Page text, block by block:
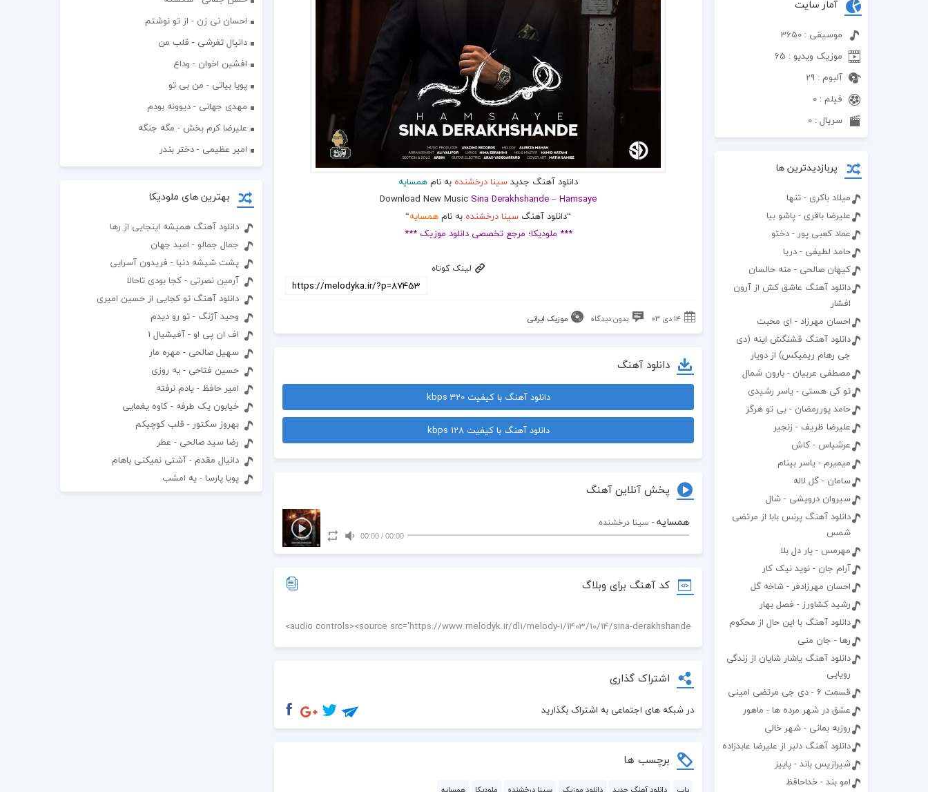
آمار سایت
موسیقی : 3650
موزیک ویدیو : 65
آلبوم : 29
فیلم : 0
سریال : 0
پربازدیدترین ها
میلاد باکری - تنها
علیرضا باقری - پاشو بیا
عماد کعبی پور - دختو
حامد لطیفی - دریا
کیهان صالحی - منه حالسان
دانلود آهنگ عاشق کش از آرون
افشار
احسان مهرزاد - ای محبت
دانلود آهنگ قشنگش اینه (دی
جی رهام ریمیکس) از دویار
مصطفی عربیان - بارون شمال
تو کی هستی - یاسر رشیدی
حامد پوررمضان - بی تو هرگز
علیرضا ظریف - زنجیر
عرشیاس - کاش
میمیرم - یاسر بینام
سامان - گل لاله
سیروان درویشی - شال
دانلود آهنگ پرنس بابا از مرتضی
شمس
مهرمس - یار دل بلا
آرام جان - نوید نیک کار
احسان مهرزادفر - شاخه گل
رشید کشاورز - فصل بهار
دانلود آهنگ با این حال از محکوم
رها - جان منی
دانلود آهنگ یاشار شایان از زندگی
رویایی
قسمت 6 - دی جی مرتضی امینی
عشق در شهر مرده ها - ماهور
روزبه بمانی - شهر خالی
دانلود آهنگ دلبر از علیرضا عابدزاده
شیرازیس باند - پاییز
امو بند - خداحافظ
دانلود آهنگ جدیدسینا درخشنده به نامهمسایه
Download New MusicSina Derakhshande–Hamsaye
“دانلود آهنگ سینا درخشنده به نامهمسایه“
*** ملودیکا؛ مرجع تخصصی دانلود موزیک ***
لینک کوتاه
۱۴ دی ۰۳ بدون دیدگاه موزیک ایرانی
دانلود آهنگ
دانلود آهنگ با کیفیت 320 kbps
دانلود آهنگ با کیفیت 128 kbps
پخش آنلاین آهنگ
همسایه - سینا درخشنده
00:00
/
00:00
کد آهنگ برای وبلاگ
اشتراک گذاری
در شبکه های اجتماعی به اشتراک بگذارید
برچسب ها
احسان نی زن - از تو نوشتم
دانیال تفرشی - قلب من
افشين اخوان - وداع
پویا بیاتی - من بی تو
مهدی جهانی - دیوونه بودم
علیرضا کرم بخش - مگه جنگه
امیر عظیمی - دختر بندر
بهترین های ملودیکا
دانلود آهنگ همیشه اینجایی از رها
جمال جمالو - امید جهان
پشت شیشه دنیا - فریدون آسرایی
آرمین نصرتی - کجا بودی تاحالا
دانلود آهنگ تو کجایی از حسین امیری
وحید آژنگ - تو رو دیدم
اف ان پی او - آفیشیال 1
سهیل صالحی - مهره مار
حسین فتاحی - یه روزی
امیر حافظ - یادم نرفته
خیابون یک طرفه - کاوه یغمایی
بهروز سکتور - قلب کوچیکم
رضا سید صالحی - عطر
دانیال مقدم - آشتی نمیکنی باهام
پویا پارسا - یه امشب